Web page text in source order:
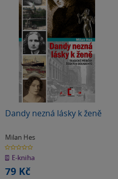
Dandy nezná lásky k ženě
Milan Hes
0.0
z
5
hvězdiček
E-kniha
79 Kč